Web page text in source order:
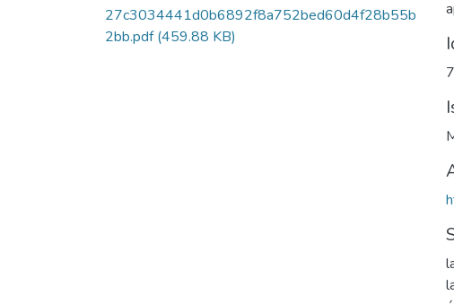
27c3034441d0b6892f8a752bed60d4f28b55b
2bb.pdf(459.88 KB)